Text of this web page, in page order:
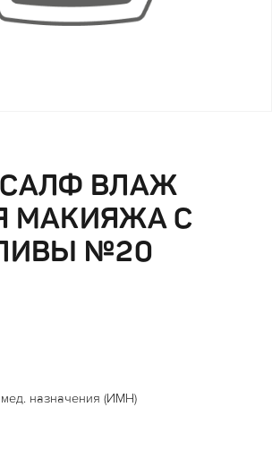
ВЛАЖ
МАКИЯЖА С
№20
назначения (ИМН)